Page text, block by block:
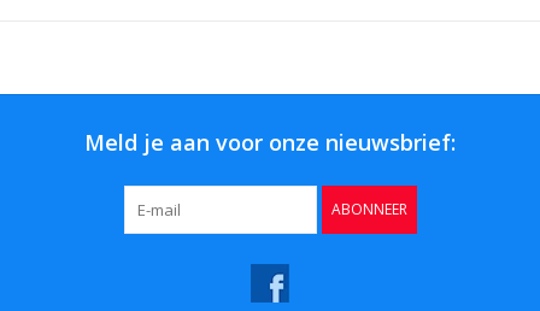
Meld je aan voor onze nieuwsbrief:
ABONNEER